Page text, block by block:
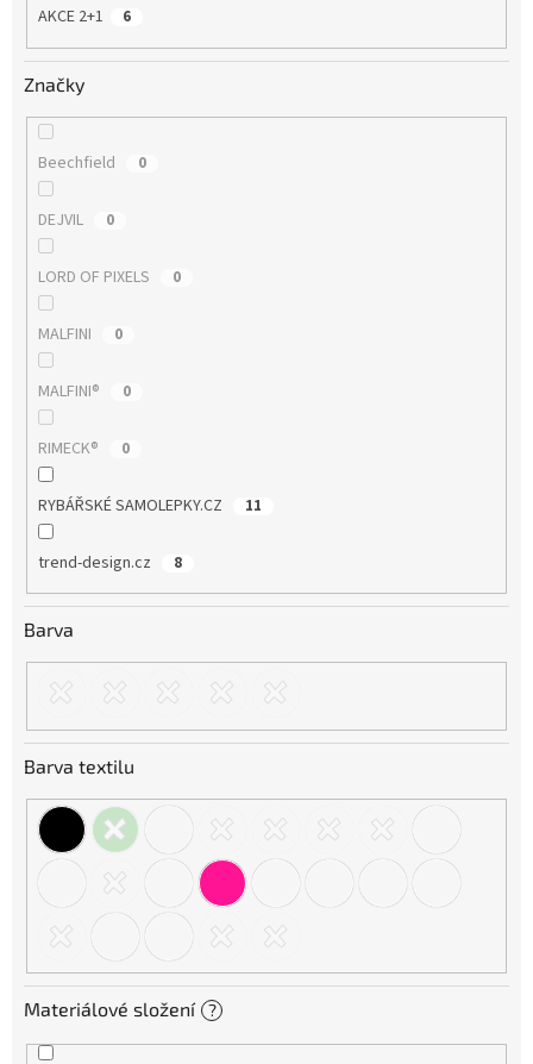
AKCE 2+1 6
Značky
Beechfield 0
DEJVIL 0
LORD OF PIXELS 0
MALFINI 0
MALFINI® 0
RIMECK® 0
RYBÁŘSKÉ SAMOLEPKY.CZ 11
trend-design.cz 8
Barva
Barva textilu
Materiálové složení ?